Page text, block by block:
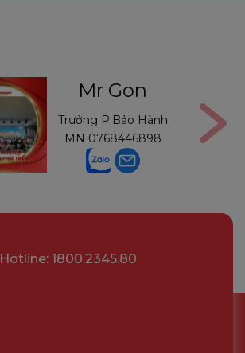
Mr Gon
Trưởng P.Bảo Hành
MN 0768446898
Hotline: 1800.2345.80